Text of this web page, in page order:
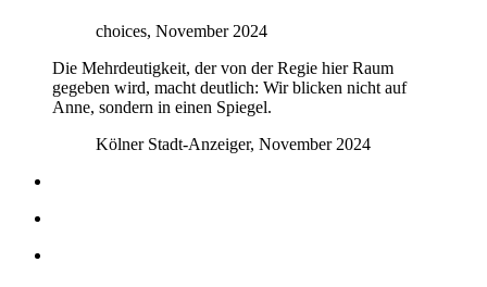
choices, November 2024
Die Mehrdeutigkeit, der von der Regie hier Raum
gegeben wird, macht deutlich: Wir blicken nicht auf
Anne, sondern in einen Spiegel.
Kölner Stadt-Anzeiger, November 2024